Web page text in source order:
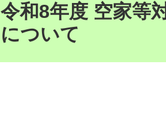
令和8年度 空家等
について